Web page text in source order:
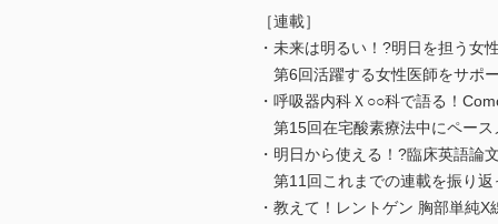
［連載］
・未来は明るい！?明日を担う女
第6回活躍する女性医師をサポ
・呼吸器内科Ｘ○○科で語る！
第15回在宅酸素療法中にペー
・明日から使える！?臨床英語論
第11回これまでの連載を振り
・教えて！レントゲン 胸部単純